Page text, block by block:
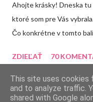
Ahojte krásky! Dneska tu
ktoré som pre Vás
Čo konkrétne v tomto
ZDIEĽAŤ 70
This site uses cookies
and to analyze traffic.
shared with Google